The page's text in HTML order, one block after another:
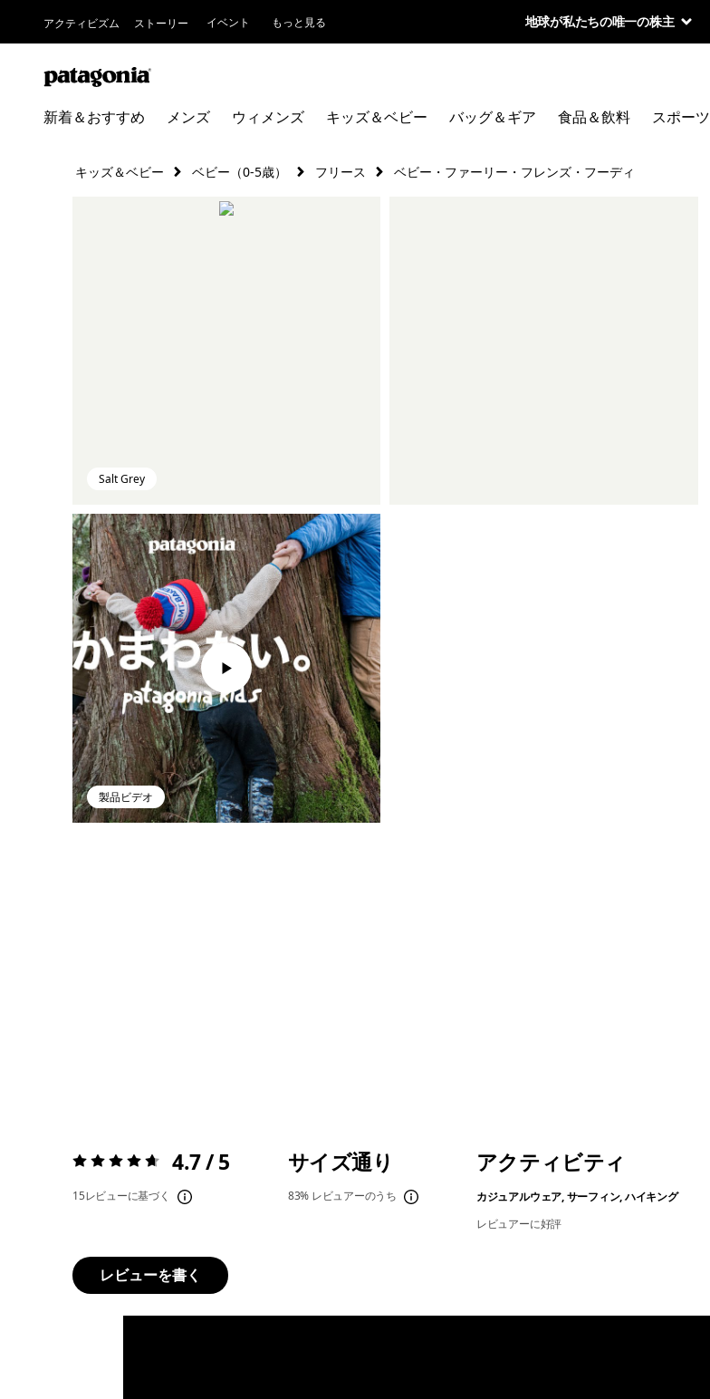
アクティビズム ストーリー イベント もっと見る 地球が私たちの唯一の株主
新着＆おすすめ メンズ ウィメンズ キッズ＆ベビー バッグ＆ギア 食品＆飲料 スポーツ
キッズ＆ベビー ベビー（0-5歳） フリース ベビー・ファーリー・フレンズ・フーディ
Salt Grey
製品ビデオ
評価:4.7 / 5 4.7 / 5
15レビューに基づく
サイズ通り
83% レビュアーのうち
アクティビティ
カジュアルウェア, サーフィン, ハイキング
レビュアーに好評
レビューを書く